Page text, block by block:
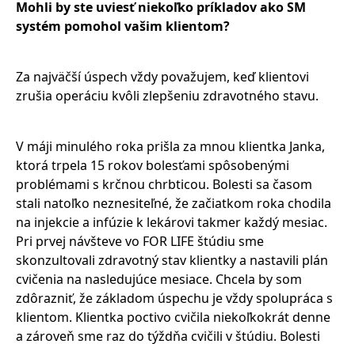
Mohli by ste uviesť niekoľko príkladov ako SM
systém pomohol vašim klientom?
Za najväčší úspech vždy považujem, keď klientovi
zrušia operáciu kvôli zlepšeniu zdravotného stavu.
V máji minulého roka prišla za mnou klientka Janka,
ktorá trpela 15 rokov bolesťami spôsobenými
problémami s krčnou chrbticou. Bolesti sa časom
stali natoľko neznesiteľné, že začiatkom roka chodila
na injekcie a infúzie k lekárovi takmer každý mesiac.
Pri prvej návšteve vo FOR LIFE štúdiu sme
skonzultovali zdravotný stav klientky a nastavili plán
cvičenia na nasledujúce mesiace. Chcela by som
zdôrazniť, že základom úspechu je vždy spolupráca s
klientom. Klientka poctivo cvičila niekoľkokrát denne
a zároveň sme raz do týždňa cvičili v štúdiu. Bolesti